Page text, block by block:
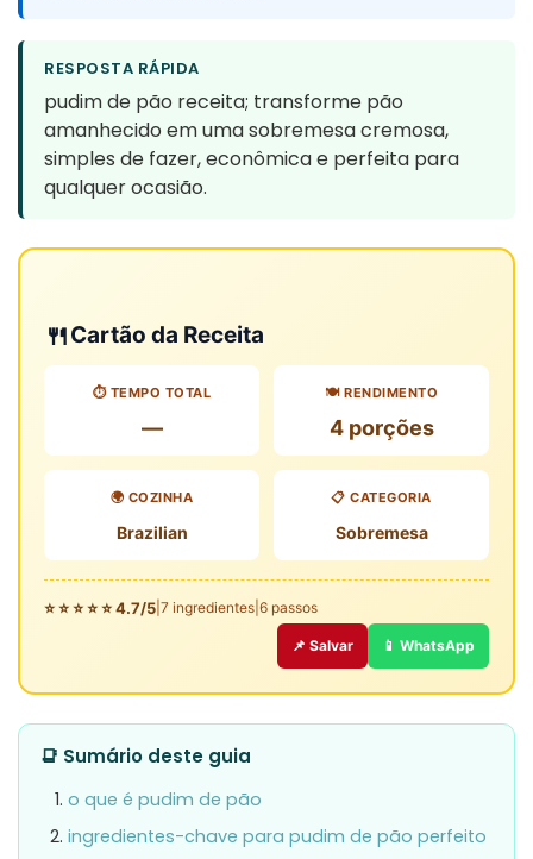
RESPOSTA RÁPIDA
pudim de pão receita; transforme pão
amanhecido em uma sobremesa cremosa,
simples de fazer, econômica e perfeita para
qualquer ocasião.
🍴Cartão da Receita
⏱️ TEMPO TOTAL
—
🍽️ RENDIMENTO
4 porções
🌍 COZINHA
Brazilian
📋 CATEGORIA
Sobremesa
⭐ ⭐ ⭐ ⭐ ⭐ 4.7/5 7 ingredientes 6 passos
📌 Salvar 📱 WhatsApp
📑 Sumário deste guia
o que é pudim de pão
ingredientes-chave para pudim de pão perfeito